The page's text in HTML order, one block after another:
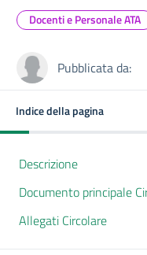
Docenti e Personale ATA
Pubblicata da:
Indice della pagina
Descrizione
Documento principale
Allegati Circolare